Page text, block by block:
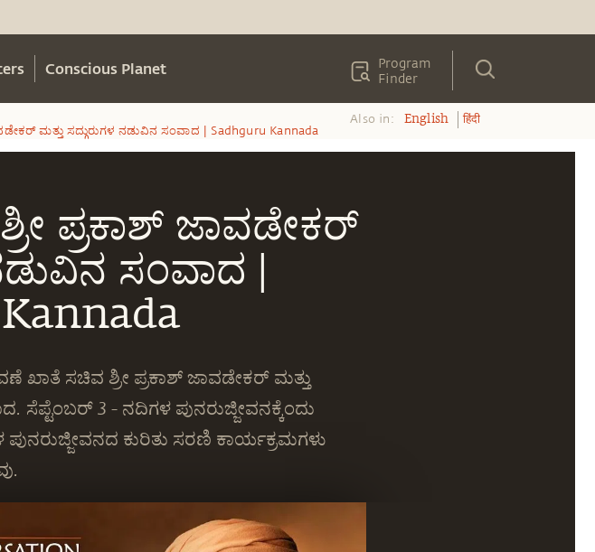
Conscious Planet
Program
Finder
ಪ್ರಕಾಶ್ ಜಾವಡೇಕರ್
ಸಂವಾದ |
ಖಾತೆ ಸಚಿವ ಶ್ರೀ ಪ್ರಕಾಶ್ ಜಾವಡೇಕರ್ ಮತ್ತು
ಸೆಪ್ಟೆಂಬರ್ 3 - ನದಿಗಳ ಪುನರುಜ್ಜೀವನಕ್ಕೆಂದು
ಕುರಿತು ಸರಣಿ ಕಾರ್ಯಕ್ರಮಗಳು
ಮತ್ತು ಸದ್ಗುರುಗಳ ನಡುವಿನ ಸಂವಾದ | Sadhguru Kannada
Also in: English हिंदी